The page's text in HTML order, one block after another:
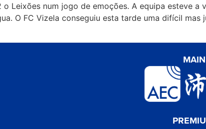
o Leixões num jogo de emoções. A equipa esteve
O FC Vizela conseguiu esta tarde uma difícil